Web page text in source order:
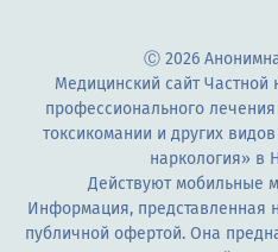
Ⓒ 2026
Медицинский сайт Частной
профессионального
токсикомании и других
наркология» в
Действуют мобильные
Информация, представленная
публичной офертой. Она